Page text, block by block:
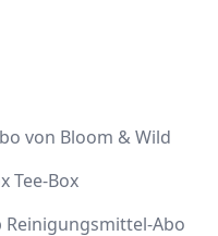
von Bloom & Wild
Tee-Box
Reinigungsmittel-Abo